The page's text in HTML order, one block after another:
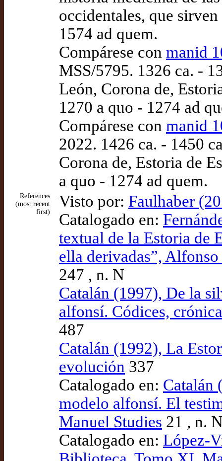
occidentales, que
1574 ad quem.
Compárese con manid
MSS/5795. 1326 ca. -
León, Corona de,
1270 a quo - 1274 ad
Compárese con manid
2022. 1426 ca. - 1450
Corona de, Estoria de
a quo - 1274 ad quem.
References
(most recent
first)
Visto por: Faulhaber
Catalogado en:
textual de la Estoria de
ella derivadas”,
247 , n. N
Catalán (1997), De la
alfonsí. Códices,
487
Catalán (1992), La
evolución 337
Catalogado en: Catalán
modelo alfonsí. El
Manuel Studies 21 , n.
Catalogado en: López-